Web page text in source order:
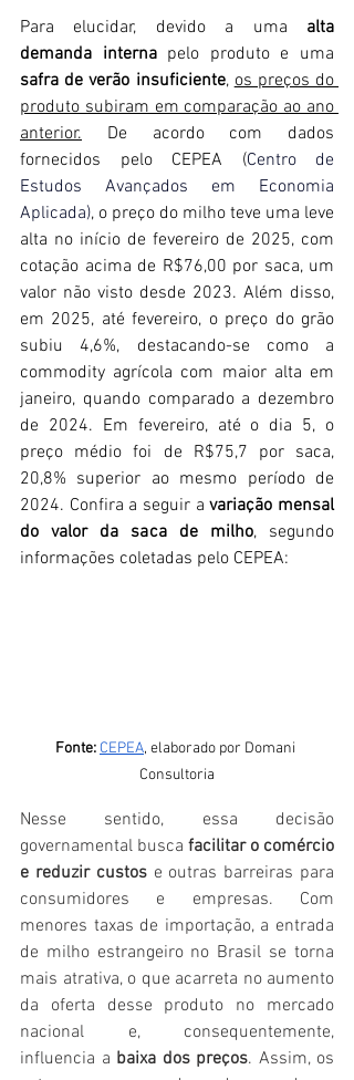
Para elucidar, devido a uma alta
demanda interna
safra de verão insuficiente, os preços do
produto subiram em comparação ao ano
anterior. De acordo com dados
fornecidos pelo CEPEA (Centro de
Estudos Avançados em Economia
Aplicada), o preço do milho teve uma leve
alta no início de fevereiro de 2025, com
cotação acima de R$76,00 por saca, um
valor não visto desde 2023. Além disso,
em 2025, até fevereiro, o preço do grão
subiu 4,6%, destacando-se como a
commodity agrícola com maior alta em
janeiro, quando comparado a dezembro
de 2024. Em fevereiro, até o dia 5, o
preço médio foi de R$75,7 por saca,
20,8% superior ao mesmo período de
2024. Confira a seguir a variação mensal
do valor da saca de milho, segundo
informações coletadas pelo CEPEA:
Fonte: CEPEA, elaborado por Domani
Consultoria
Nesse sentido, essa decisão
governamental busca facilitar o comércio
e reduzir custos e outras barreiras para
consumidores e empresas. Com
menores taxas de importação, a entrada
de milho estrangeiro no Brasil se torna
mais atrativa, o que acarreta no aumento
da oferta desse produto no mercado
nacional e, consequentemente,
influencia a baixa dos preços. Assim, os